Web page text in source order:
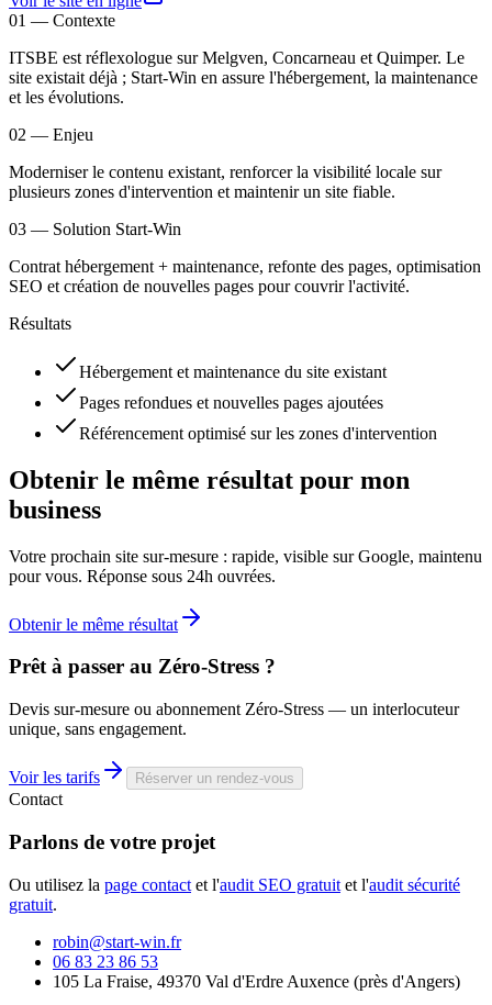
01 — Contexte
ITSBE est réflexologue sur Melgven, Concarneau et Quimper. Le
site existait déjà ; Start-Win en assure l'hébergement, la maintenance
et les évolutions.
02 — Enjeu
Moderniser le contenu existant, renforcer la visibilité locale sur
plusieurs zones d'intervention et maintenir un site fiable.
03 — Solution Start-Win
Contrat hébergement + maintenance, refonte des pages, optimisation
SEO et création de nouvelles pages pour couvrir l'activité.
Résultats
Hébergement et maintenance du site existant
Pages refondues et nouvelles pages ajoutées
Référencement optimisé sur les zones d'intervention
Obtenir le même résultat pour mon
business
Votre prochain site sur-mesure : rapide, visible sur Google, maintenu
pour vous. Réponse sous 24h ouvrées.
Obtenir le même résultat
Prêt à passer au Zéro-Stress ?
Devis sur-mesure ou abonnement Zéro-Stress — un interlocuteur
unique, sans engagement.
Voir les tarifs Réserver un rendez-vous
Contact
Parlons de votre projet
Ou utilisez la page contact et l'audit SEO gratuit et l'audit sécurité
gratuit.
robin@start-win.fr
06 83 23 86 53
105 La Fraise, 49370 Val d'Erdre Auxence (près d'Angers)